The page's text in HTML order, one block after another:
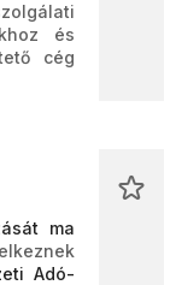
és
cég
ma
Adó-